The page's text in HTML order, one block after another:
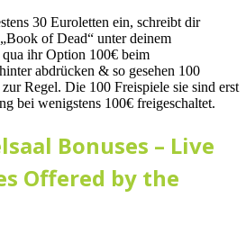
30 Euroletten ein, schreibt dir
of Dead“ unter deinem
ihr Option 100€ beim
abdrücken & so gesehen 100
Regel. Die 100 Freispiele sie sind erst
bei wenigstens 100€ freigeschaltet.
Bonuses – Live
Offered by the